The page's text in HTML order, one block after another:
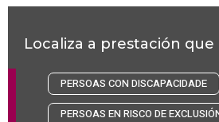
Localiza a prestación que
PERSOAS CON DISCAPACIDADE
PERSOAS EN RISCO DE